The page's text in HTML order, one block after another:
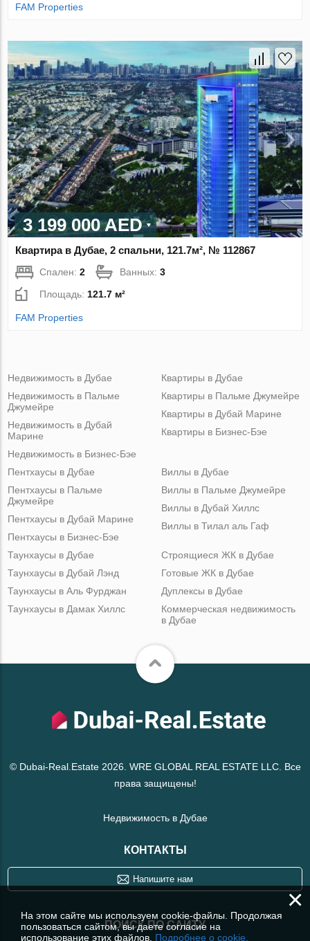
FAM Properties
3 199 000 AED
Квартира в Дубае, 2 спальни, 121.7м², № 112867
Спален:2 Ванных:3
Площадь: 121.7 м²
FAM Properties
Недвижимость в Дубае
Недвижимость в Пальме
Джумейре
Недвижимость в Дубай
Марине
Недвижимость в Бизнес-Бэе
Квартиры в Дубае
Квартиры в Пальме Джумейре
Квартиры в Дубай Марине
Квартиры в Бизнес-Бэе
Пентхаусы в Дубае
Пентхаусы в Пальме
Джумейре
Пентхаусы в Дубай Марине
Пентхаусы в Бизнес-Бэе
Виллы в Дубае
Виллы в Пальме Джумейре
Виллы в Дубай Хиллс
Виллы в Тилал аль Гаф
Таунхаусы в Дубае
Таунхаусы в Дубай Лэнд
Таунхаусы в Аль Фурджан
Таунхаусы в Дамак Хиллс
Строящиеся ЖК в Дубае
Готовые ЖК в Дубае
Дуплексы в Дубае
Коммерческая недвижимость
в Дубае
© Dubai-Real.Estate 2026. WRE GLOBAL REAL ESTATE LLC. Все
права защищены!
Недвижимость в Дубае
КОНТАКТЫ
Напишите нам
ПОИСК ПО САЙТУ
×
На этом сайте мы используем cookie-файлы. Продолжая
пользоваться сайтом, вы даете согласие на
использование этих файлов. Подробнее о cookie.